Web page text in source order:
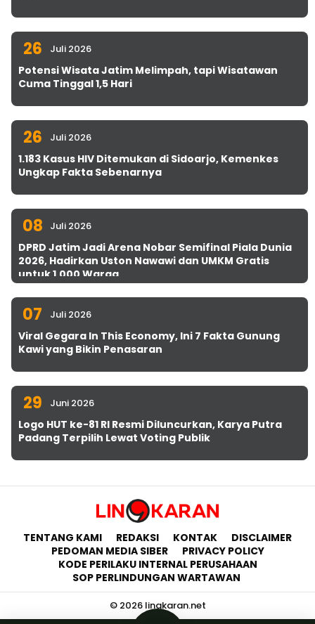
26 Juli 2026
Potensi Wisata Jatim Melimpah, tapi Wisatawan
Cuma Tinggal 1,5 Hari
26 Juli 2026
1.183 Kasus HIV Ditemukan di Sidoarjo, Kemenkes
Ungkap Fakta Sebenarnya
08 Juli 2026
DPRD Jatim Jadi Arena Nobar Semifinal Piala Dunia
2026, Hadirkan Uston Nawawi dan UMKM Gratis
untuk 1.000 Warga
07 Juli 2026
Viral Gegara In This Economy, Ini 7 Fakta Gunung
Kawi yang Bikin Penasaran
29 Juni 2026
Logo HUT ke-81 RI Resmi Diluncurkan, Karya Putra
Padang Terpilih Lewat Voting Publik
TENTANG KAMI REDAKSI KONTAK
DISCLAIMER
PEDOMAN MEDIA SIBER
PRIVACY POLICY
KODE PERILAKU INTERNAL PERUSAHAAN
SOP PERLINDUNGAN WARTAWAN
© 2026 lingkaran.net